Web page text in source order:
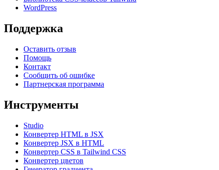
WordPress
Поддержка
Оставить отзыв
Помощь
Контакт
Сообщить об ошибке
Партнерская программа
Инструменты
Studio
Конвертер HTML в JSX
Конвертер JSX в HTML
Конвертер CSS в Tailwind CSS
Конвертер цветов